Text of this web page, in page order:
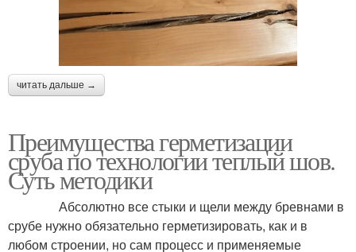
читать дальше →
Преимущества герметизации
сруба по технологии теплый шов.
Суть методики
Абсолютно все стыки и щели между бревнами в
срубе нужно обязательно герметизировать, как и в
любом строении, но сам процесс и применяемые